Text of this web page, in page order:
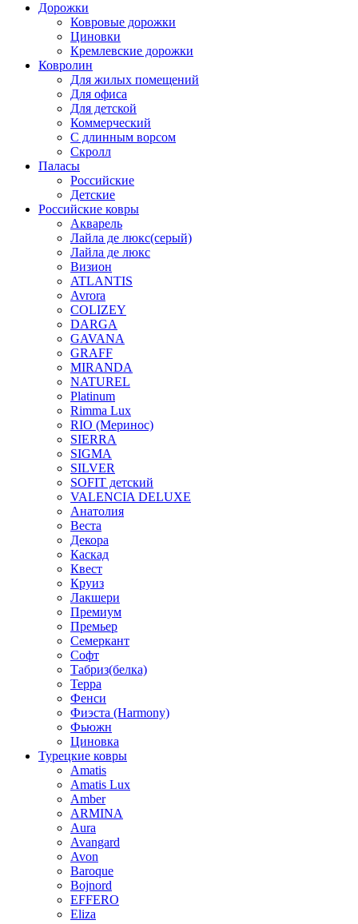
Дорожки
Ковровые дорожки
Циновки
Кремлевские дорожки
Ковролин
Для жилых помещений
Для офиса
Для детской
Коммерческий
С длинным ворсом
Скролл
Паласы
Российские
Детские
Российские ковры
Акварель
Лайла де люкс(серый)
Лайла де люкс
Визион
ATLANTIS
Avrora
COLIZEY
DARGA
GAVANA
GRAFF
MIRANDA
NATUREL
Platinum
Rimma Lux
RIO (Меринос)
SIERRA
SIGMA
SILVER
SOFIT детский
VALENCIA DELUXE
Анатолия
Веста
Декора
Каскад
Квест
Круиз
Лакшери
Премиум
Премьер
Семеркант
Софт
Табриз(белка)
Терра
Фенси
Фиэста (Harmony)
Фьюжн
Циновка
Турецкие ковры
Amatis
Amatis Lux
Amber
ARMINA
Aura
Avangard
Avon
Baroque
Bojnord
EFFERO
Eliza